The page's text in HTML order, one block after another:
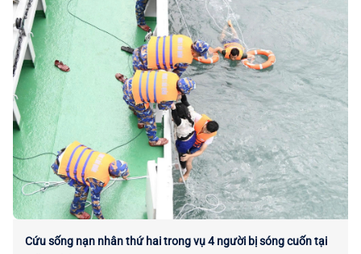
Cứu sống nạn nhân thứ hai trong vụ 4 người bị sóng cuốn tại